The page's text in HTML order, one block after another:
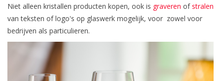
Niet alleen kristallen producten kopen, ook is graveren ofstralen
van teksten of logo's op glaswerk mogelijk, voor zowel voor
bedrijven als particulieren.